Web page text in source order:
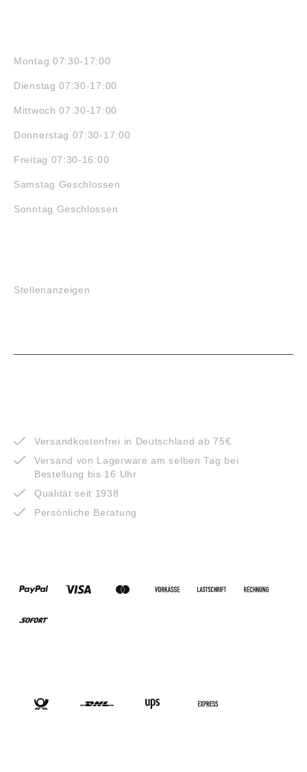
Montag 07:30-17:00
Dienstag 07:30-17:00
Mittwoch 07:30-17:00
Donnerstag 07:30-17:00
Freitag 07:30-16:00
Samstag Geschlossen
Sonntag Geschlossen
Stellenanzeigen
Versandkostenfrei in Deutschland ab 75€
Versand von Lagerware am selben Tag bei
Bestellung bis 16 Uhr
Qualität seit 1938
Persönliche Beratung